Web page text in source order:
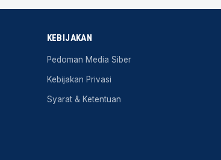
KEBIJAKAN
Pedoman Media Siber
Kebijakan Privasi
Syarat & Ketentuan